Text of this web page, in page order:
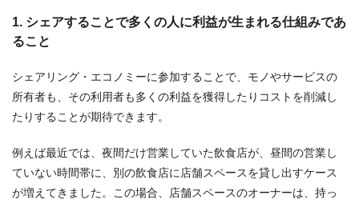
1. シェアすることで多くの人に利益が生まれる仕組みであ
ること
シェアリング・エコノミーに参加することで、モノやサービスの
所有者も、その利用者も多くの利益を獲得したりコストを削減し
たりすることが期待できます。
例えば最近では、夜間だけ営業していた飲食店が、昼間の営業し
ていない時間帯に、別の飲食店に店舗スペースを貸し出すケース
が増えてきました。この場合、店舗スペースのオーナーは、持っ